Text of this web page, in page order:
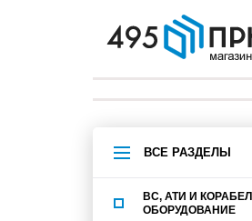
ВСЕ РАЗДЕЛЫ
ВС, АТИ И
ОБОРУДОВАНИЕ